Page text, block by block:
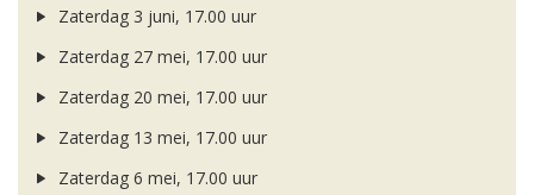
Zaterdag 3 juni, 17.00 uur
Zaterdag 27 mei, 17.00 uur
Zaterdag 20 mei, 17.00 uur
Zaterdag 13 mei, 17.00 uur
Zaterdag 6 mei, 17.00 uur